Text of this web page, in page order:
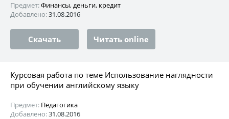
Предмет:Финансы, деньги, кредит
Добавлено:31.08.2016
Скачать Читать online
Курсовая работа по теме Использование наглядности
при обучении английскому языку
Предмет: Педагогика
Добавлено:31.08.2016